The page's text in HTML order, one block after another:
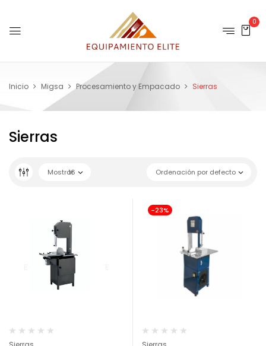
0
Inicio Migsa Procesamiento y Empacado Sierras
Sierras
Ordenación por defecto
Mostrar
16
-23%